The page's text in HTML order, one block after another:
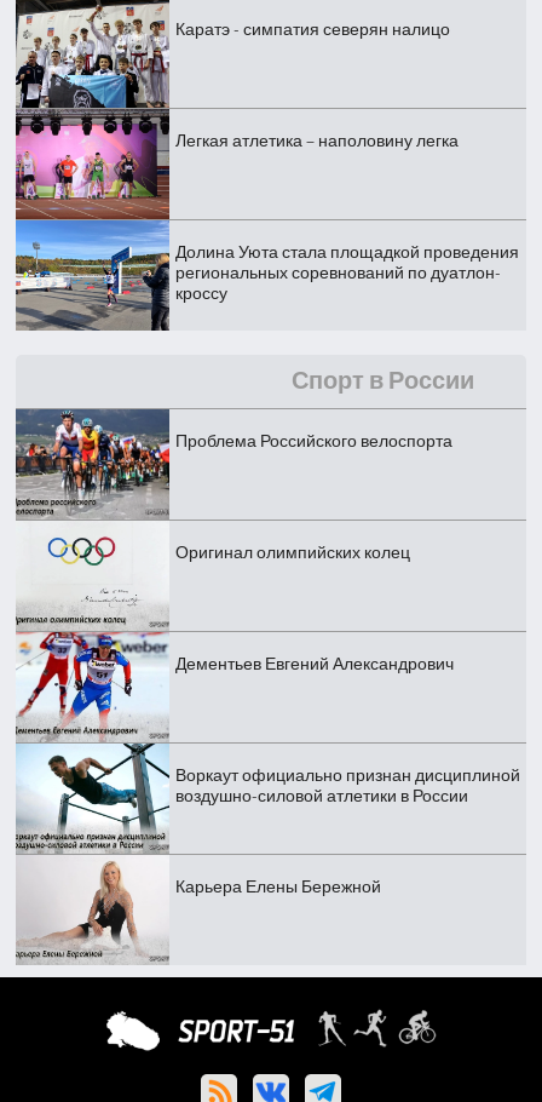
Каратэ - симпатия северян налицо
Легкая атлетика – наполовину легка
Долина Уюта стала площадкой проведения
региональных соревнований по дуатлон-
кроссу
Спорт в России
Проблема Российского велоспорта
Оригинал олимпийских колец
Дементьев Евгений Александрович
Воркаут официально признан дисциплиной
воздушно-силовой атлетики в России
Карьера Елены Бережной